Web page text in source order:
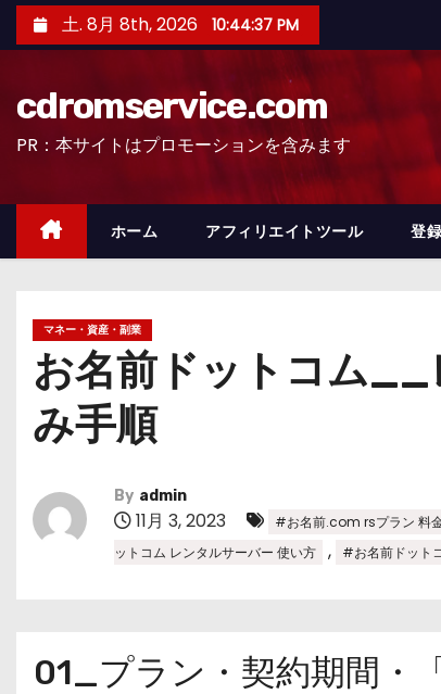
ン
ッ
土. 8月 8th, 2026 10:44:38 PM
cdromservice.com
PR：本サイトはプロモーションを含みます
ホーム アフィリエイトツール 登
マネー・資産・副業
お名前ドットコム__
み手順
By admin
11月 3, 2023 #お名前.com rsプラン 料
ットコム レンタルサーバー 使い方
, #お名前ドット
01_プラン・契約期間・